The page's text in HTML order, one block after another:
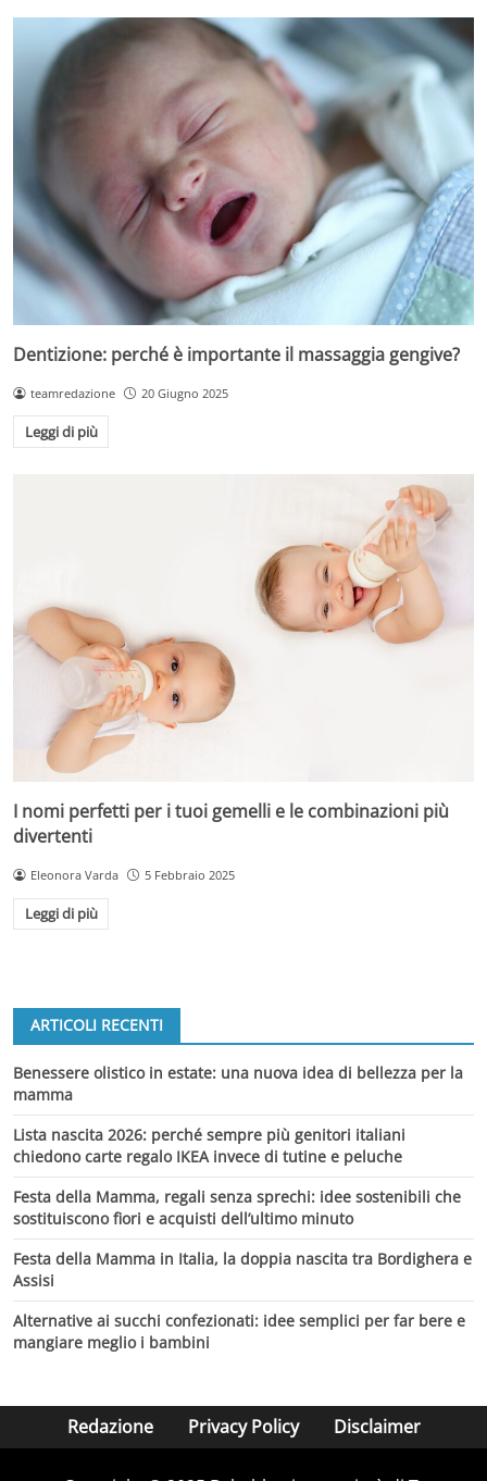
Dentizione: perché è importante il massaggia gengive?
teamredazione 20 Giugno 2025
Leggi di più
I nomi perfetti per i tuoi gemelli e le combinazioni più
divertenti
Eleonora Varda 5 Febbraio 2025
Leggi di più
ARTICOLI RECENTI
Benessere olistico in estate: una nuova idea di bellezza per la
mamma
Lista nascita 2026: perché sempre più genitori italiani
chiedono carte regalo IKEA invece di tutine e peluche
Festa della Mamma, regali senza sprechi: idee sostenibili che
sostituiscono fiori e acquisti dell’ultimo minuto
Festa della Mamma in Italia, la doppia nascita tra Bordighera e
Assisi
Alternative ai succhi confezionati: idee semplici per far bere e
mangiare meglio i bambini
Redazione Privacy Policy Disclaimer